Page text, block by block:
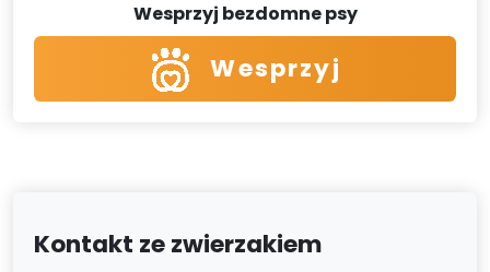
Wesprzyj bezdomne psy
Wesprzyj
Kontakt ze zwierzakiem